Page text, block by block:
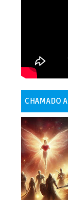
CHAMADO